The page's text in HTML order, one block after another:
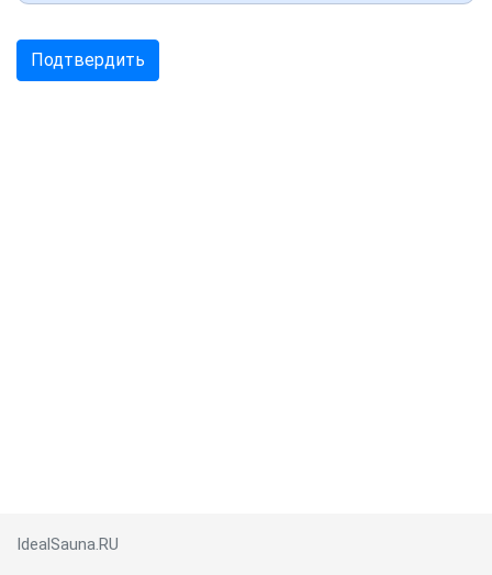
IdealSauna.RU